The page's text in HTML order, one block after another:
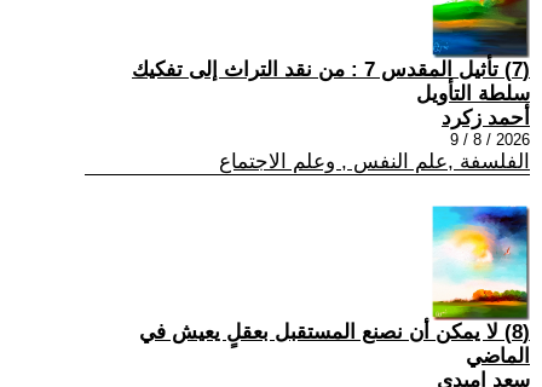
(7) تأثيل المقدس 7 : من نقد التراث إلى تفكيك
سلطة التأويل
أحمد زكرد
2026 / 8 / 9
الفلسفة ,علم النفس , وعلم الاجتماع
(8) لا يمكن أن نصنع المستقبل بعقلٍ يعيش في
الماضي
سعد اميدي